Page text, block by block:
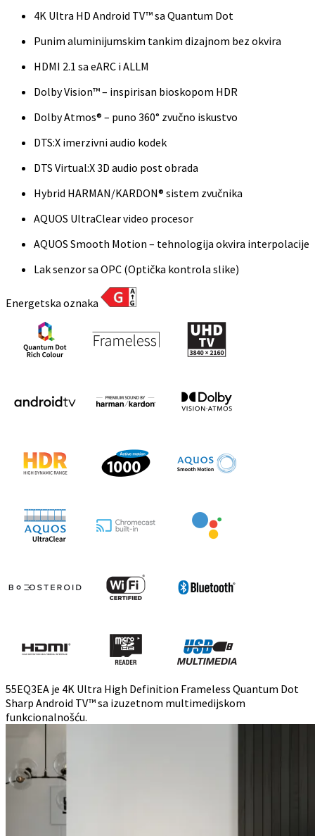
4K Ultra HD Android TV™ sa Quantum Dot
Punim aluminijumskim tankim dizajnom bez okvira
HDMI 2.1 sa eARC i ALLM
Dolby Vision™ – inspirisan bioskopom HDR
Dolby Atmos® – puno 360° zvučno iskustvo
DTS:X imerzivni audio kodek
DTS Virtual:X 3D audio post obrada
Hybrid HARMAN/KARDON® sistem zvučnika
AQUOS UltraClear video procesor
AQUOS Smooth Motion – tehnologija okvira interpolacije
Lak senzor sa OPC (Optička kontrola slike)
Energetska oznaka
55EQ3EA je 4K Ultra High Definition Frameless Quantum Dot
Sharp Android TV™ sa izuzetnom multimedijskom
funkcionalnošću.